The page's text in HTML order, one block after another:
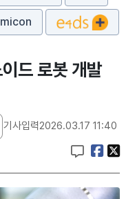
드 로봇 개발
기사입력2026.03.17 11:40